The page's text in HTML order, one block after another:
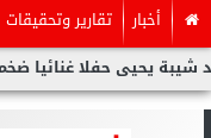
أخبار تقارير وتحقيقات
حفلا غنائيا ضخما فى